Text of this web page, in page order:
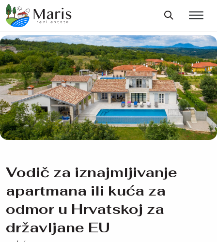
Vodič za iznajmljivanje
apartmana ili kuća za
odmor u Hrvatskoj za
državljane EU